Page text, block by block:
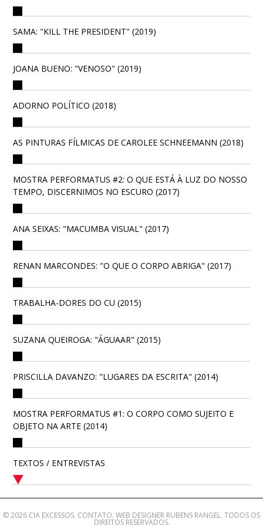
SAMA: "KILL THE PRESIDENT" (2019)
JOANA BUENO: "VENOSO" (2019)
ADORNO POLÍTICO (2018)
AS PINTURAS FÍLMICAS DE CAROLEE SCHNEEMANN (2018)
MOSTRA PERFORMATUS #2: O QUE ESTÁ À LUZ DO NOSSO
TEMPO, DISCERNIMOS NO ESCURO (2017)
ANA SEIXAS: "MACUMBA VISUAL" (2017)
RENAN MARCONDES: "O QUE O CORPO ABRIGA" (2017)
TRABALHA-DORES DO CU (2015)
SUZANA QUEIROGA: "ÁGUAAR" (2015)
PRISCILLA DAVANZO: "LUGARES DA ESCRITA" (2014)
MOSTRA PERFORMATUS #1: O CORPO COMO SUJEITO E
OBJETO NA ARTE (2014)
TEXTOS / ENTREVISTAS
© 2026 CIA EXCESSOS. CONTATO. WEB DESIGNER RUBENS RANGEL. TODOS OS
DIREITOS RESERVADOS.